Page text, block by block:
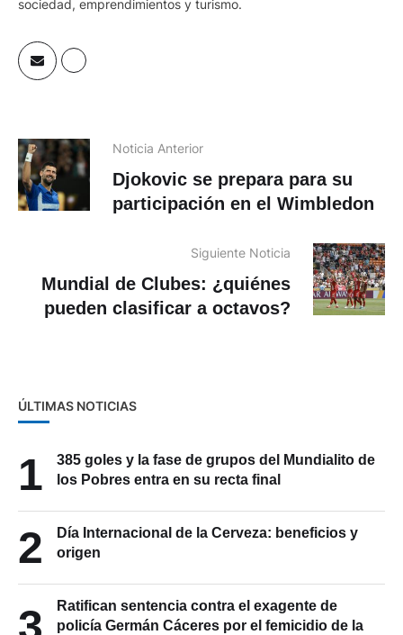
Djokovic se prepara para su
participación en el Wimbledon
Mundial de Clubes: ¿quiénes
pueden clasificar a octavos?
1
los Pobres entra en su recta final
2
Día Internacional de la Cerveza: beneficios y
origen
3
Ratifican sentencia contra el exagente de
policía Germán Cáceres por el femicidio de la
abogada María Belén Bernal